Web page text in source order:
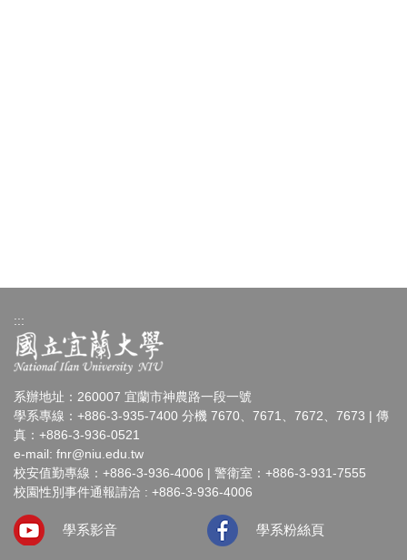
:::
系辦地址：260007 宜蘭市神農路一段一號
學系專線：+886-3-935-7400 分機 7670、7671、7672、7673 | 傳
真：+886-3-936-0521
e-mail: fnr@niu.edu.tw
校安值勤專線：+886-3-936-4006 | 警衛室：+886-3-931-7555
校園性別事件通報請洽 : +886-3-936-4006
學系影音 學系粉絲頁